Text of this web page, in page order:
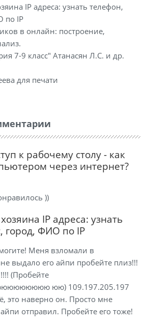
IP адреса: узнать телефон,
по IP
в онлайн: построение,
7-9 класс" Атанасян Л.С. и др.
для печати
к рабочему столу - как
через интернет?
))
IP адреса: узнать
город, ФИО по IP
Меня взломали в
выдало его айпи пробейте плиз!!!
(Пробейте
юю) 109.197.205.197
это наверно он. Просто мне
отправил. Пробейте его тоже!